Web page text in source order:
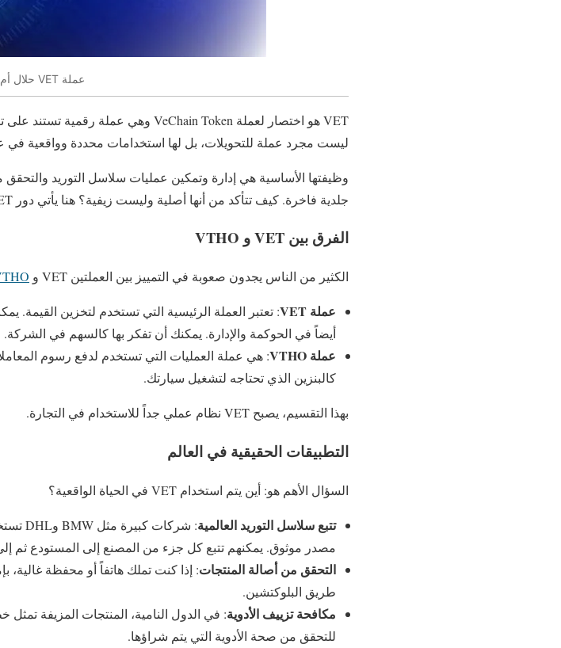
عملة VET حلال أم حرام
ليست مجرد عملة للتحويلات، بل لها استخدامات محددة وواقعية في
وظيفتها الأساسية هي إدارة وتمكين عمليات سلاسل التوريد
جلدية فاخرة. كيف تتأكد من أنها أصلية وليست زيفية؟ هنا يأتي دور VET.
الفرق بين VET و VTHO
الكثير من الناس يجدون صعوبة في التمييز بين العملتين VET و
عملة VET
: تعتبر العملة الرئيسية التي تستخدم لتخزين القيمة.
أيضاً في الحوكمة والإدارة. يمكنك أن تفكر بها كالسهم في الشركة.
عملة VTHO
: هي عملة العمليات التي تستخدم لدفع رسوم
كالبنزين الذي تحتاجه لتشغيل سيارتك.
بهذا التقسيم، يصبح VET نظام عملي جداً للاستخدام في التجارة.
التطبيقات الحقيقية في العالم
السؤال الأهم هو: أين يتم استخدام VET في الحياة الواقعية؟
تتبع سلاسل التوريد العالمية
مصدر موثوق. يمكنهم تتبع كل جزء من المصنع إلى المستودع ثم
التحقق من أصالة المنتجات
طريق البلوكتشين.
مكافحة تزييف الأدوية
للتحقق من صحة الأدوية التي يتم شراؤها.